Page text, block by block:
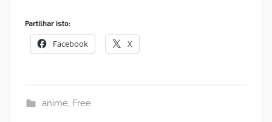
Partilhar isto:
Facebook X
anime, Free